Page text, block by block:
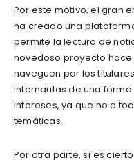
Por este motivo, el gran
ha creado una
permite la lectura de
novedoso proyecto
naveguen por los
internautas de una
intereses, ya que no a
temáticas.
Por otra parte, sí es